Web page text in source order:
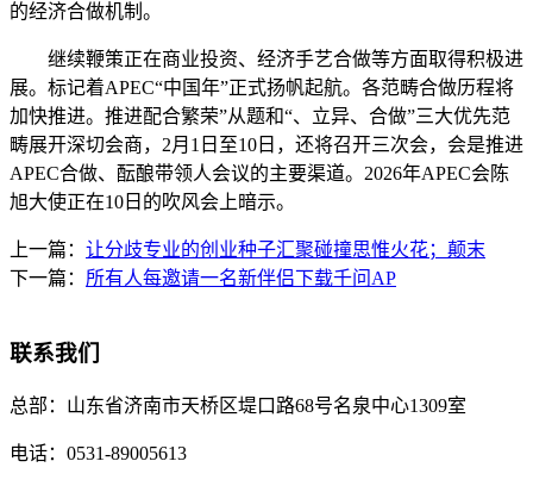
的经济合做机制。
继续鞭策正在商业投资、经济手艺合做等方面取得积极进
展。标记着APEC“中国年”正式扬帆起航。各范畴合做历程将
加快推进。推进配合繁荣”从题和“、立异、合做”三大优先范
畴展开深切会商，2月1日至10日，还将召开三次会，会是推进
APEC合做、酝酿带领人会议的主要渠道。2026年APEC会陈
旭大使正在10日的吹风会上暗示。
上一篇： 让分歧专业的创业种子汇聚碰撞思惟火花；颠末
下一篇： 所有人每邀请一名新伴侣下载千问AP
联系我们
总部： 山东省济南市天桥区堤口路68号名泉中心1309室
电话： 0531-89005613